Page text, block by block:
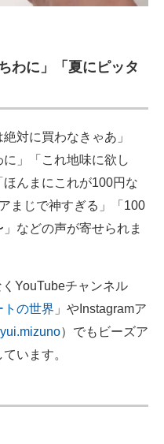
わに」「夏にピッタ
対に買わなきゃあ」
に」「これ地味に欲し
んまにこれが100円な
まじで神すぎる」「100
などの声が寄せられま
YouTubeチャンネル
トの世界 」やInstagramア
）でもビーズア
います。